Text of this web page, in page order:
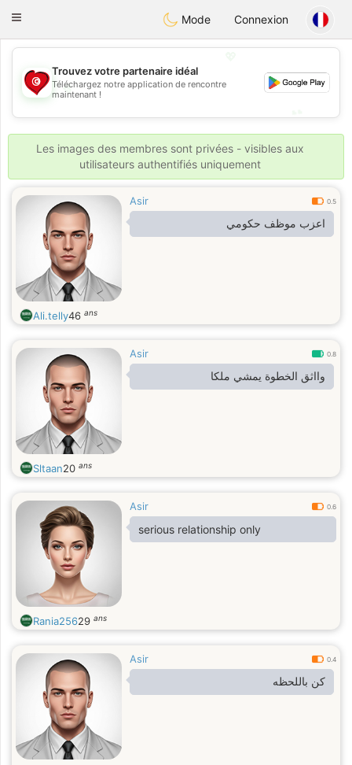
Tunisia Dating
Toggle
Mode Connexion
💖
💕
Trouvez votre partenaire idéal
Téléchargez notre application de rencontre
maintenant !
Les images des membres sont privées - visibles aux
utilisateurs authentifiés uniquement
Asir 0.5
اعزب موظف حكومي
Ali.telly46 ans
Asir 0.8
وااثق الخطوة يمشي ملكا
Sltaan20 ans
Asir 0.6
serious relationship only
Rania25629 ans
Asir 0.4
كن باللحظه